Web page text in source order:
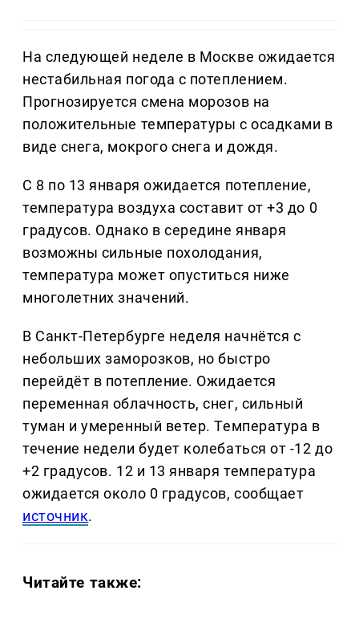
На следующей неделе в Москве ожидается
нестабильная погода с потеплением.
Прогнозируется смена морозов на
положительные температуры с осадками в
виде снега, мокрого снега и дождя.
С 8 по 13 января ожидается потепление,
температура воздуха составит от +3 до 0
градусов. Однако в середине января
возможны сильные похолодания,
температура может опуститься ниже
многолетних значений.
В Санкт-Петербурге неделя начнётся с
небольших заморозков, но быстро
перейдёт в потепление. Ожидается
переменная облачность, снег, сильный
туман и умеренный ветер. Температура в
течение недели будет колебаться от -12 до
+2 градусов. 12 и 13 января температура
ожидается около 0 градусов, сообщает
источник.
Читайте также: